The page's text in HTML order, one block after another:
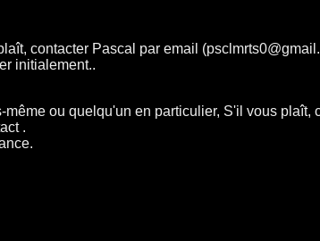
contacter Pascal par email
initialement..
ou quelqu'un en particulier, S'il vous plaît,
.